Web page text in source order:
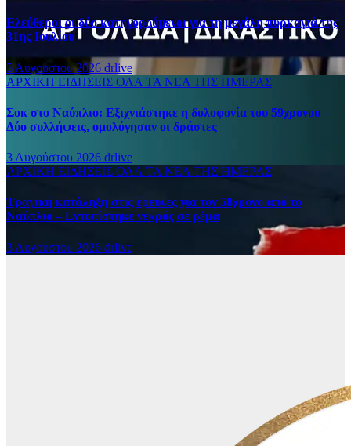
Ελεύθεροι οι δύο κατηγορούμενοι για τη μεγάλη πυρκαγιά της
31ης Ιουλίου
5 Αυγούστου 2026 drlive
ΑΡΧΙΚΗ ΕΙΔΗΣΕΙΣ ΟΛΑ ΤΑ ΝΕΑ ΤΗΣ ΗΜΕΡΑΣ
Σοκ στο Ναύπλιο: Εξιχνιάστηκε η δολοφονία του 59χρονου –
Δύο συλλήψεις, ομολόγησαν οι δράστες
3 Αυγούστου 2026 drlive
ΑΡΧΙΚΗ ΕΙΔΗΣΕΙΣ ΟΛΑ ΤΑ ΝΕΑ ΤΗΣ ΗΜΕΡΑΣ
Τραγική κατάληξη στις έρευνες για τον 58χρονο από το
Ναύπλιο – Εντοπίστηκε νεκρός σε ρέμα
3 Αυγούστου 2026 drlive